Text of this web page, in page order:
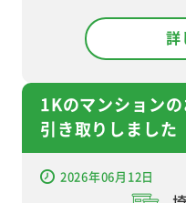
詳
1Kのマンション
引き取りしました
2026年06月12日